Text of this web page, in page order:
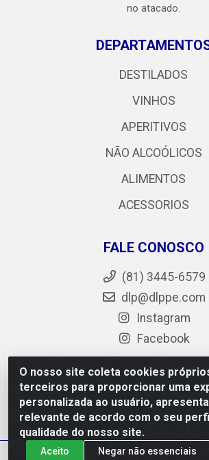
O nosso site coleta cookies
terceiros para proporcionar uma
personalizada ao usuário,
relevante de acordo com o seu
qualidade do nosso site.
Aceito Negar não essenciais
no atacado.
DESTILADOS
VINHOS
APERITIVOS
NÃO ALCOÓLICOS
ALIMENTOS
ACESSORIOS
FALE CONOSCO
(81) 3445-6579
dlp@dlppe.com
Instagram
Facebook
DLP - AV. Engenheiro Abdias de
PE - CEP 50.640-525 - CNPJ